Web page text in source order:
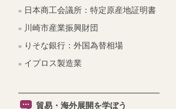
日本商工会議所：特定原産地証明書
川崎市産業振興財団
りそな銀行：外国為替相場
イプロス製造業
貿易・海外展開を学ぼう